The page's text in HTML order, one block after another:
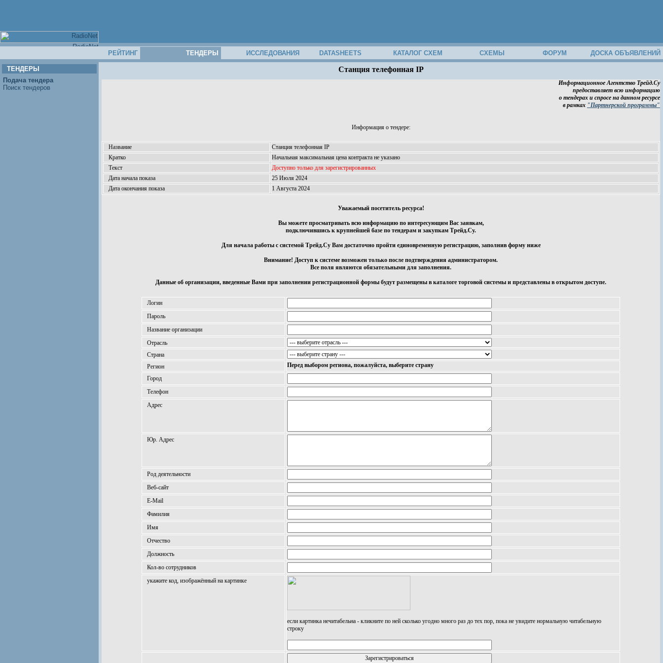
РЕЙТИНГ ТЕНДЕРЫ ИССЛЕДОВАНИЯ DATASHEETS КАТАЛОГ СХЕМ СХЕМЫ ФОРУМ ДОСКА ОБЪЯВЛЕНИЙ
ТЕНДЕРЫ
Подача тендера
Поиск тендеров
Станция телефонная IP
Информационное Агентство Трейд.Су
предоставляет всю информацию
о тендерах и спросе на данном ресурсе
в рамках "Партнерской программы"
Информация о тендере:
Название
Станция телефонная IP
Кратко
Начальная максимальная цена контракта не указано
Текст
Доступно только для зарегистрированных
Дата начала показа
25 Июля 2024
Дата окончания показа
1 Августа 2024
Уважаемый посетитель ресурса!
Вы можете просматривать всю информацию по интересующим Вас заявкам,
подключившись к крупнейшей базе по тендерам и закупкам Трейд.Су.
Для начала работы с системой Трейд.Су Вам достаточно пройти единовременную регистрацию, заполнив форму ниже
Внимание! Доступ к системе возможен только после подтверждения администратором.
Все поля являются обязательными для заполнения.
Данные об организации, введенные Вами при заполнении регистрационной формы будут размещены в каталоге торговой системы и представлены в открытом доступе.
Логин
Пароль
Название организации
Отрасль
Страна
Регион
Перед выбором региона, пожалуйста, выберите страну
Город
Телефон
Адрес
Юр. Адрес
Род деятельности
Веб-сайт
E-Mail
Фамилия
Имя
Отчество
Должность
Кол-во сотрудников
укажите код, изображённый на картинке
если картинка нечитабельна - кликните по ней сколько угодно много раз до тех пор, пока не увидите нормальную читабельную
строку